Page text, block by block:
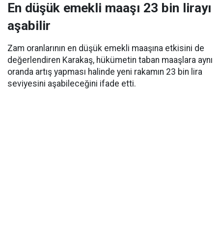
En düşük emekli maaşı 23 bin lirayı
aşabilir
Zam oranlarının en düşük emekli maaşına etkisini de
değerlendiren Karakaş, hükümetin taban maaşlara aynı
oranda artış yapması halinde yeni rakamın 23 bin lira
seviyesini aşabileceğini ifade etti.